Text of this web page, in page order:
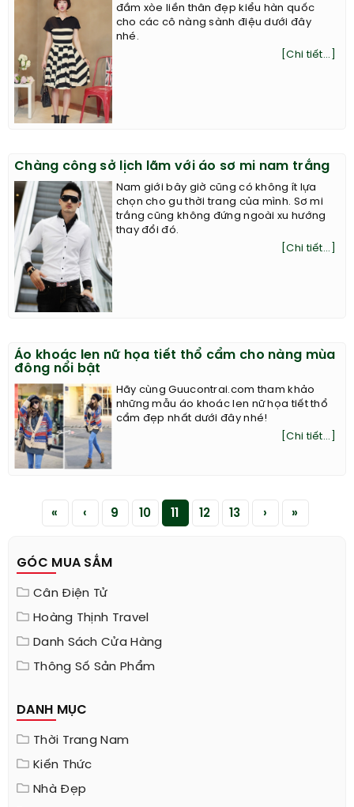
đầm xòe liền thân đẹp kiểu hàn quốc
cho các cô nàng sành điệu dưới đây
nhé.
[Chi tiết...]
Chàng công sở lịch lãm với áo sơ mi nam trắng
Nam giới bây giờ cũng có không ít lựa
chọn cho gu thời trang của mình. Sơ mi
trắng cũng không đứng ngoài xu hướng
thay đổi đó.
[Chi tiết...]
Áo khoác len nữ họa tiết thổ cẩm cho nàng mùa
đông nổi bật
Hãy cùng Guucontrai.com tham khảo
những mẫu áo khoác len nữ họa tiết thổ
cẩm đẹp nhất dưới đây nhé!
[Chi tiết...]
« ‹ 9 10 11 12 13 › »
GÓC MUA SẮM
Cân Điện Tử
Hoàng Thịnh Travel
Danh Sách Cửa Hàng
Thông Số Sản Phẩm
DANH MỤC
Thời Trang Nam
Kiến Thức
Nhà Đẹp